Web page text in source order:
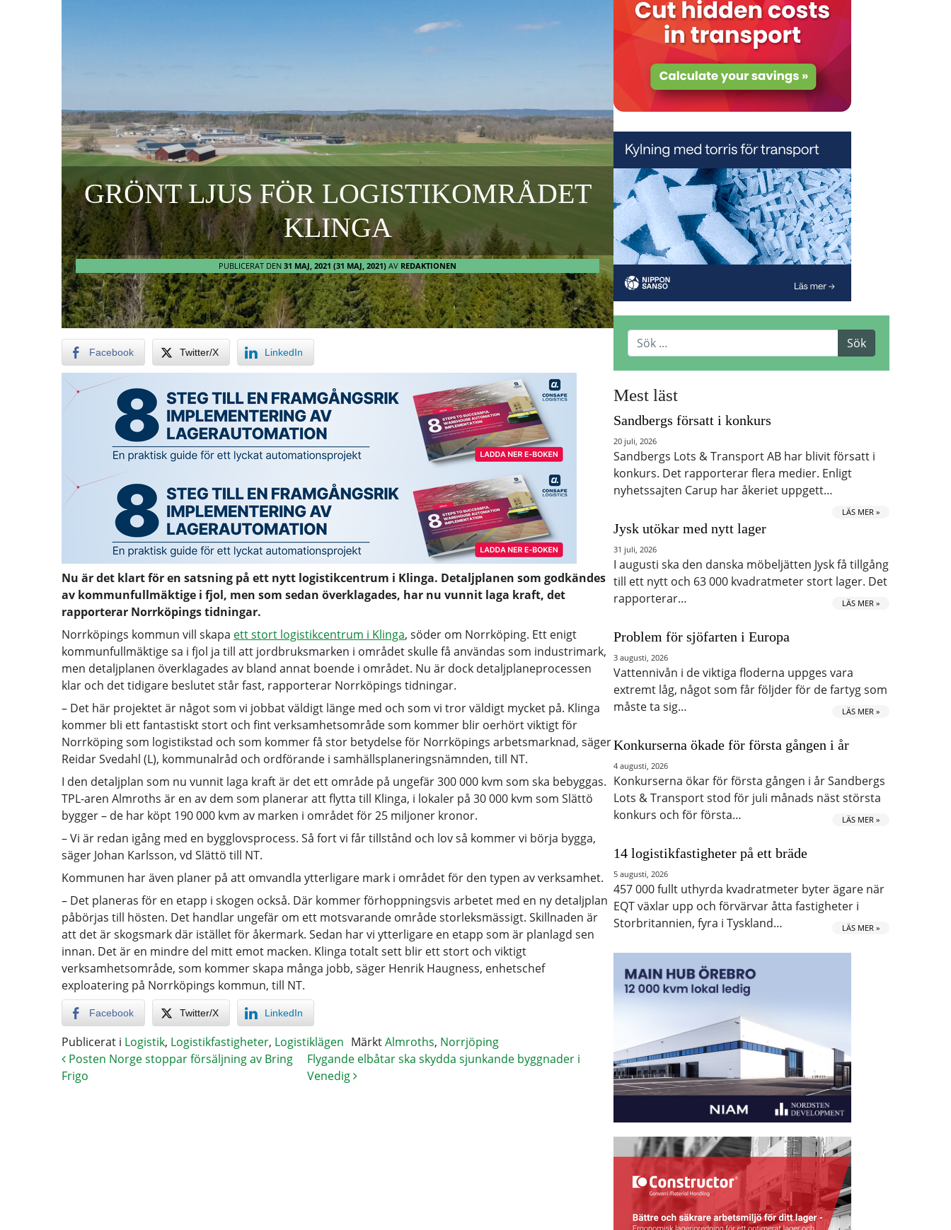
GRÖNT LJUS FÖR LOGISTIKOMRÅDET
KLINGA
PUBLICERAT DEN 31 MAJ, 2021 (31 MAJ, 2021) AV REDAKTIONEN
Facebook Twitter/X LinkedIn
Nu är det klart för en satsning på ett nytt logistikcentrum i Klinga. Detaljplanen som godkändes
av kommunfullmäktige i fjol, men som sedan överklagades, har nu vunnit laga kraft, det
rapporterar Norrköpings tidningar.
Norrköpings kommun vill skapa ett stort logistikcentrum i Klinga, söder om Norrköping. Ett enigt
kommunfullmäktige sa i fjol ja till att jordbruksmarken i området skulle få användas som industrimark,
men detaljplanen överklagades av bland annat boende i området. Nu är dock detaljplaneprocessen
klar och det tidigare beslutet står fast, rapporterar Norrköpings tidningar.
– Det här projektet är något som vi jobbat väldigt länge med och som vi tror väldigt mycket på. Klinga
kommer bli ett fantastiskt stort och fint verksamhetsområde som kommer blir oerhört viktigt för
Norrköping som logistikstad och som kommer få stor betydelse för Norrköpings arbetsmarknad, säger
Reidar Svedahl (L), kommunalråd och ordförande i samhällsplaneringsnämnden, till NT.
I den detaljplan som nu vunnit laga kraft är det ett område på ungefär 300 000 kvm som ska bebyggas.
TPL-aren Almroths är en av dem som planerar att flytta till Klinga, i lokaler på 30 000 kvm som Slättö
bygger – de har köpt 190 000 kvm av marken i området för 25 miljoner kronor.
– Vi är redan igång med en bygglovsprocess. Så fort vi får tillstånd och lov så kommer vi börja bygga,
säger Johan Karlsson, vd Slättö till NT.
Kommunen har även planer på att omvandla ytterligare mark i området för den typen av verksamhet.
– Det planeras för en etapp i skogen också. Där kommer förhoppningsvis arbetet med en ny detaljplan
påbörjas till hösten. Det handlar ungefär om ett motsvarande område storleksmässigt. Skillnaden är
att det är skogsmark där istället för åkermark. Sedan har vi ytterligare en etapp som är planlagd sen
innan. Det är en mindre del mitt emot macken. Klinga totalt sett blir ett stort och viktigt
verksamhetsområde, som kommer skapa många jobb, säger Henrik Haugness, enhetschef
exploatering på Norrköpings kommun, till NT.
Facebook Twitter/X LinkedIn
Publicerat i Logistik, Logistikfastigheter, Logistiklägen MärktAlmroths, Norrjöping
Posten Norge stoppar försäljning av Bring
Frigo
Flygande elbåtar ska skydda sjunkande byggnader i
Venedig
Mest läst
Sandbergs försatt i konkurs
20 juli, 2026
Sandbergs Lots & Transport AB har blivit försatt i
konkurs. Det rapporterar flera medier. Enligt
nyhetssajten Carup har åkeriet uppgett…
LÄS MER »
Jysk utökar med nytt lager
31 juli, 2026
I augusti ska den danska möbeljätten Jysk få tillgång
till ett nytt och 63 000 kvadratmeter stort lager. Det
rapporterar…
LÄS MER »
Problem för sjöfarten i Europa
3 augusti, 2026
Vattennivån i de viktiga floderna uppges vara
extremt låg, något som får följder för de fartyg som
måste ta sig…
LÄS MER »
Konkurserna ökade för första gången i år
4 augusti, 2026
Konkurserna ökar för första gången i år Sandbergs
Lots & Transport stod för juli månads näst största
konkurs och för första…
LÄS MER »
14 logistikfastigheter på ett bräde
5 augusti, 2026
457 000 fullt uthyrda kvadratmeter byter ägare när
EQT växlar upp och förvärvar åtta fastigheter i
Storbritannien, fyra i Tyskland…
LÄS MER »